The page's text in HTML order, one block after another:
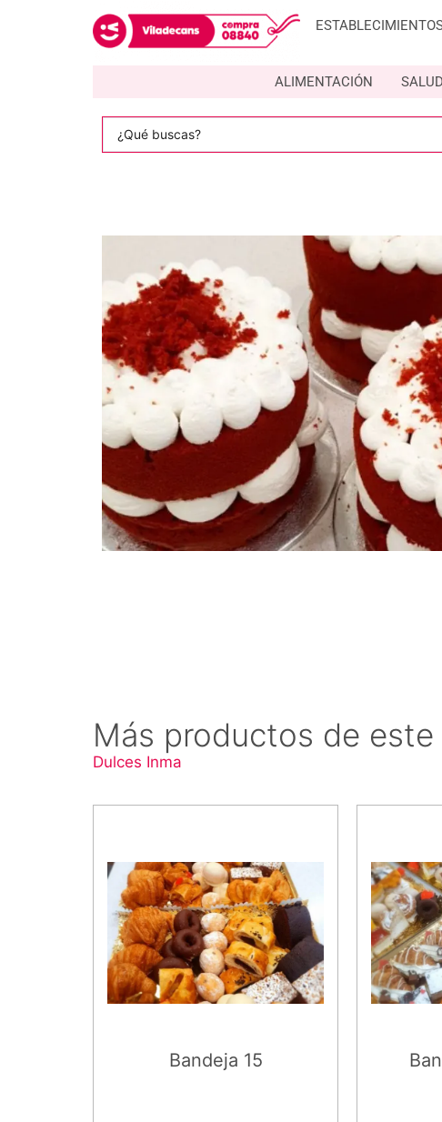
ALIMENTACIÓN SALUD
Más productos de
Dulces Inma
Bandeja 15